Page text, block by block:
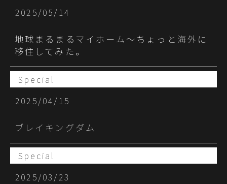
2025/05/14
地球まるまるマイホーム～ちょっと海外に
移住してみた。
Special
2025/04/15
ブレイキングダム
Special
2025/03/23